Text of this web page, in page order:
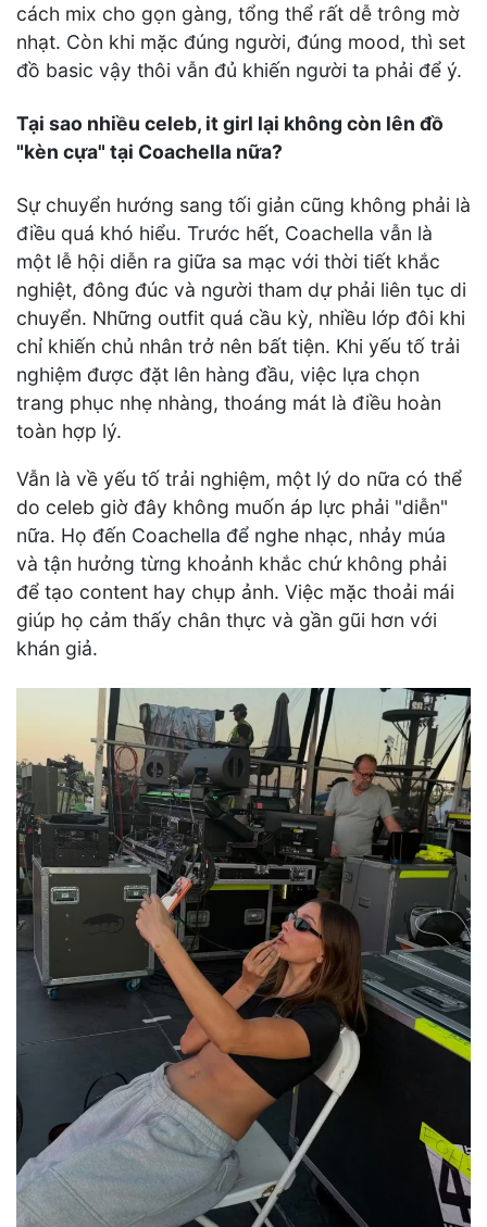
cách mix cho gọn gàng, tổng thể rất dễ trông mờ
nhạt. Còn khi mặc đúng người, đúng mood, thì set
đồ basic vậy thôi vẫn đủ khiến người ta phải để ý.
Tại sao nhiều celeb, it girl lại không còn lên đồ
"kèn cựa" tại Coachella nữa?
Sự chuyển hướng sang tối giản cũng không phải là
điều quá khó hiểu. Trước hết, Coachella vẫn là
một lễ hội diễn ra giữa sa mạc với thời tiết khắc
nghiệt, đông đúc và người tham dự phải liên tục di
chuyển. Những outfit quá cầu kỳ, nhiều lớp đôi khi
chỉ khiến chủ nhân trở nên bất tiện. Khi yếu tố trải
nghiệm được đặt lên hàng đầu, việc lựa chọn
trang phục nhẹ nhàng, thoáng mát là điều hoàn
toàn hợp lý.
Vẫn là về yếu tố trải nghiệm, một lý do nữa có thể
do celeb giờ đây không muốn áp lực phải "diễn"
nữa. Họ đến Coachella để nghe nhạc, nhảy múa
và tận hưởng từng khoảnh khắc chứ không phải
để tạo content hay chụp ảnh. Việc mặc thoải mái
giúp họ cảm thấy chân thực và gần gũi hơn với
khán giả.